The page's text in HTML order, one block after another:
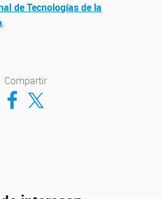
de Tecnologías de la
.
Compartir
Compartir en Facebook
Compartir en Twitter